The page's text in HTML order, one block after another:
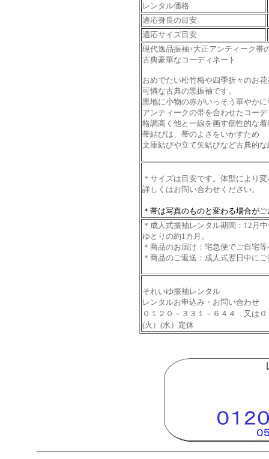
レンタル価格
適応身長の目安
適応サイズ目安
現代逸品振袖+大正アンティーク帯
古典豪華なコーディネート
おめでたい松竹梅や四季折々のお
可憐な古典の黒振袖です。
黒地に小物の赤がいっそう華やか
アンティークの帯を合わせたコー
格調高く他と一線を画す個性的な着
帯結びは、帯のよさをいかすため
文庫結びや立て矢結びなど古典的
＊サイズは目安です。体型により
詳しくはお問い合わせください。
＊帯は写真のものと変わる場合が
＊成人式振袖レンタル期間：12月
ゆとりの約1カ月。
＊商品のお届け：宅急便でご自宅
＊商品のご返送：成人式翌日中に
それいゆ振袖レンタル
レンタルお申込み・お問い合わせ
０１２０－３３１－６４４ 又は０
(火）(水）定休